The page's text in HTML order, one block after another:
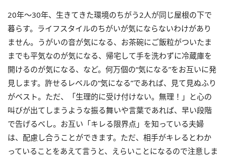
20年～30年、生きてきた環境のちがう2人が同じ屋根の下で
暮らす。ライフスタイルのちがいが気にならないわけがあり
ません。うがいの音が気になる、お茶碗にご飯粒がついたま
までも平気なのが気になる、帰宅して手を洗わずに冷蔵庫を
開けるのが気になる、など。何万個の“気になる”をお互いに発
見します。許せるレベルの“気になる”であれば、見て見ぬふり
がベスト。ただ、「生理的に受け付けない。無理！」と心の
叫びが出てしまうような振る舞いや言葉であれば、早い段階
で告げるべし。お互い「キレる限界点」を知っている夫婦
は、配慮し合うことができます。ただ、相手がキレるとわか
っていることをあえて言うと、えらいことになるので注意しま